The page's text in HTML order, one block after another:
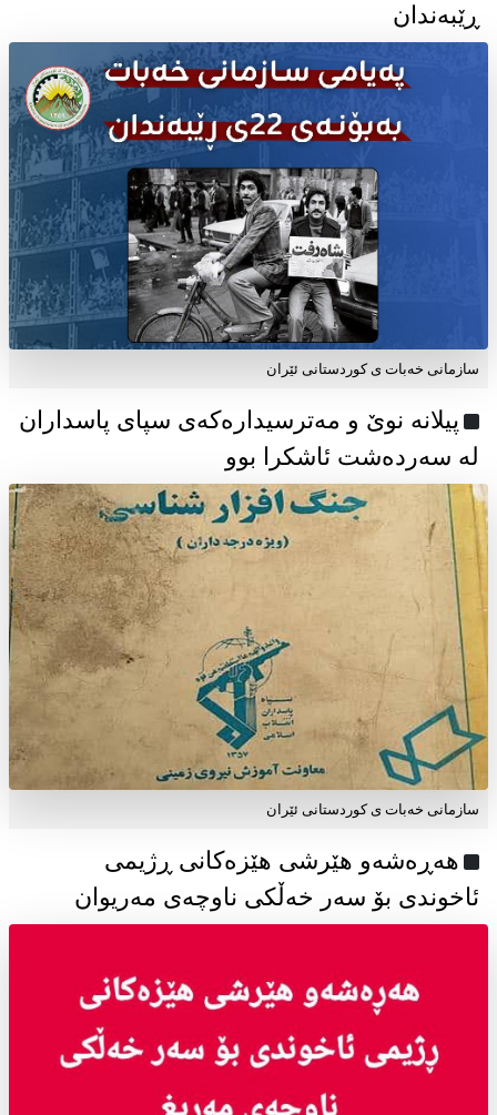
ڕێبەندان
سازمانی خەبات ی كوردستانی ئێران
پیلانە نوێ و مەترسیدارەکەی سپای پاسداران
لە سەردەشت ئاشکرا بوو
سازمانی خەبات ی كوردستانی ئێران
هەڕەشەو هێرشی هێزەکانی ڕژیمی
ئاخوندی بۆ سەر خەڵکی ناوچەی مەریوان